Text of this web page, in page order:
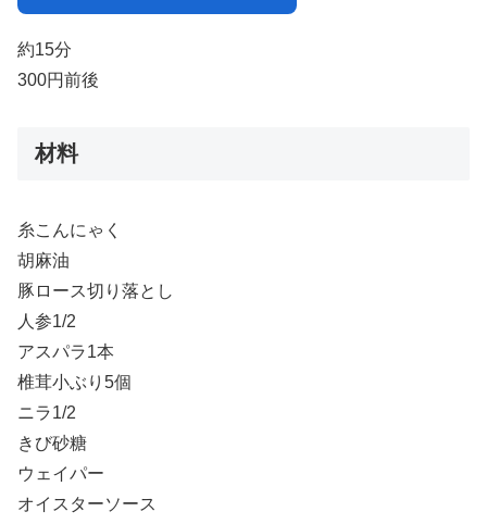
約15分
300円前後
材料
糸こんにゃく
胡麻油
豚ロース切り落とし
人参1/2
アスパラ1本
椎茸小ぶり5個
ニラ1/2
きび砂糖
ウェイパー
オイスターソース